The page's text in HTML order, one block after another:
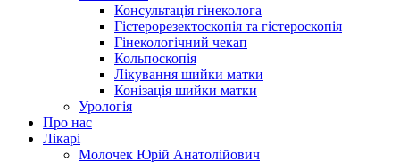
Консультація гінеколога
Гістерорезектоскопія та гістероскопія
Гінекологічний чекап
Кольпоскопія
Лікування шийки матки
Конізація шийки матки
Урологія
Про нас
Лікарі
Молочек Юрій Анатолійович